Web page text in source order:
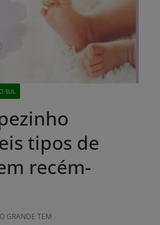
SUL
tipos de
recém-
GRANDE TEM